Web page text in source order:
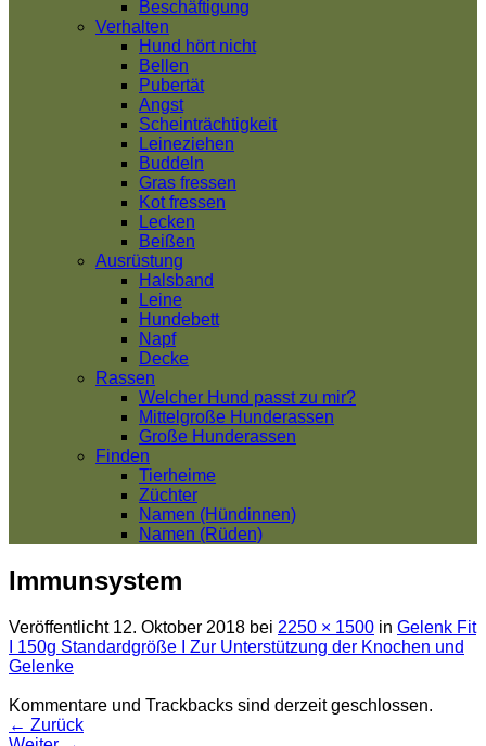
Beschäftigung
Verhalten
Hund hört nicht
Bellen
Pubertät
Angst
Scheinträchtigkeit
Leineziehen
Buddeln
Gras fressen
Kot fressen
Lecken
Beißen
Ausrüstung
Halsband
Leine
Hundebett
Napf
Decke
Rassen
Welcher Hund passt zu mir?
Mittelgroße Hunderassen
Große Hunderassen
Finden
Tierheime
Züchter
Namen (Hündinnen)
Namen (Rüden)
Immunsystem
Veröffentlicht 12. Oktober 2018 bei 2250 × 1500 in Gelenk Fit
I 150g Standardgröße I Zur Unterstützung der Knochen und
Gelenke
Kommentare und Trackbacks sind derzeit geschlossen.
← Zurück